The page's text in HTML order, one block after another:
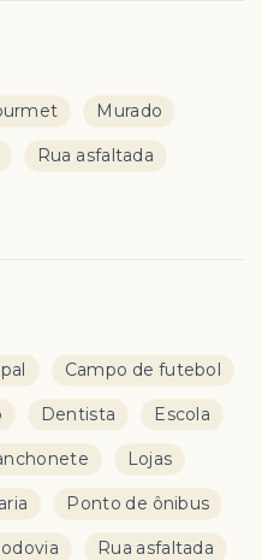
Murado
Rua asfaltada
Campo de futebol
Dentista Escola
Lojas
Ponto de ônibus
Rua asfaltada